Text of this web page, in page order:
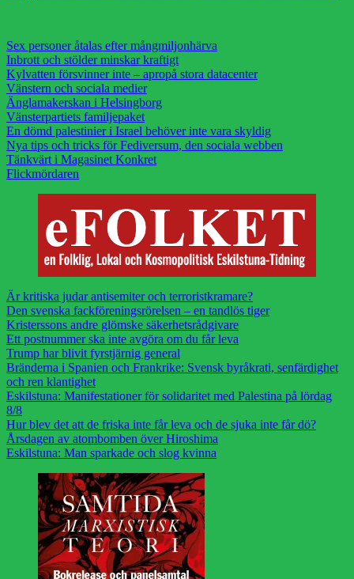
Sex personer åtalas efter mångmiljonhärva
Inbrott och stölder minskar kraftigt
Kylvatten försvinner inte – apropå stora datacenter
Vänstern och sociala medier
Änglamakerskan i Helsingborg
Vänsterpartiets familjepaket
En dömd palestinier i Israel behöver inte vara skyldig
Nya tips och tricks för Fediversum, den sociala webben
Tänkvärt i Magasinet Konkret
Flickmördaren
Är kritiska judar antisemiter och terroristkramare?
Den svenska fackföreningsrörelsen – en tandlös tiger
Kristerssons andre glömske säkerhetsrådgivare
Ett postnummer ska inte avgöra om du får leva
Trump har blivit fyrstjärnig general
Bränderna i Spanien och Frankrike: Svensk byråkrati, senfärdighet
och ren klantighet
Eskilstuna: Manifestationer för solidaritet med Palestina på lördag
8/8
Hur blev det att de friska inte får leva och de sjuka inte får dö?
Årsdagen av atombomben över Hiroshima
Eskilstuna: Man sparkade och slog kvinna